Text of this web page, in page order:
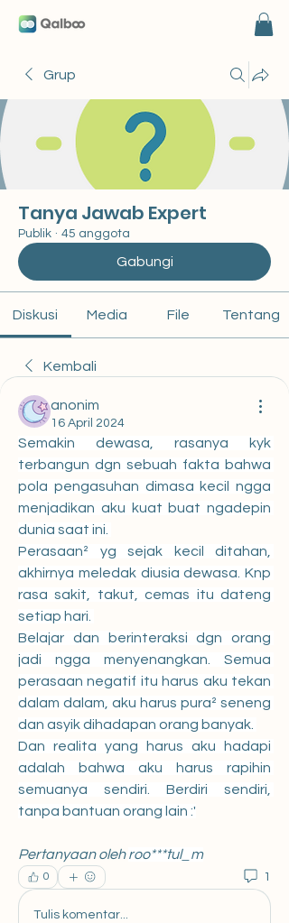
Grup
Tanya Jawab Expert
Publik · 45 anggota
Gabungi
Diskusi Media File Tentang
Kembali
anonim
16 April 2024
Semakin dewasa, rasanya kyk
terbangun dgn sebuah fakta bahwa
pola pengasuhan dimasa kecil ngga
menjadikan aku kuat buat ngadepin
dunia saat ini.
Perasaan² yg sejak kecil ditahan,
akhirnya meledak diusia dewasa. Knp
rasa sakit, takut, cemas itu dateng
setiap hari.
Belajar dan berinteraksi dgn orang
jadi ngga menyenangkan. Semua
perasaan negatif itu harus aku tekan
dalam dalam, aku harus pura² seneng
dan asyik dihadapan orang banyak.
Dan realita yang harus aku hadapi
adalah bahwa aku harus rapihin
semuanya sendiri. Berdiri sendiri,
tanpa bantuan orang lain :'
Pertanyaan oleh roo***tul_m
0 1
Tulis komentar...